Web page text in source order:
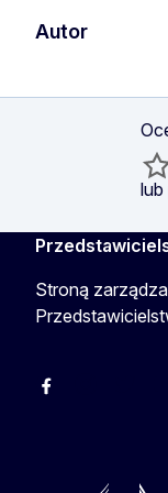
Autor
lub
Stroną
Facebook